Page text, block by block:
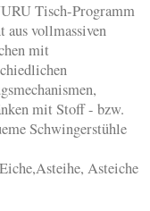
Tisch-Programm
aus vollmassiven
mit
mit Stoff - bzw.
Schwingerstühle
Asteiche